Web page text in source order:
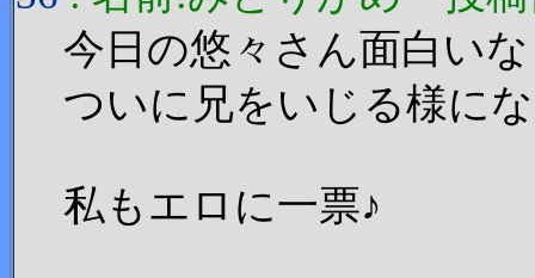
今日の悠々さん面白い
ついに兄をいじる様に
私もエロに一票♪